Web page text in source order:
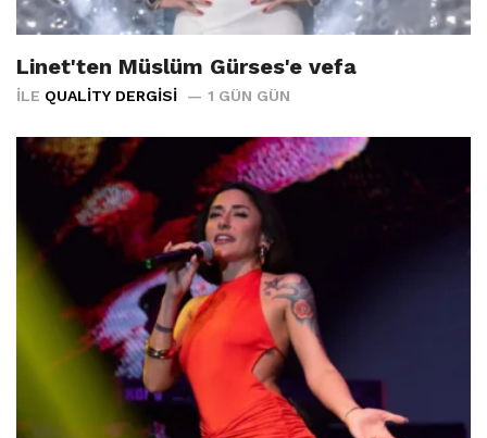
Linet'ten Müslüm Gürses'e vefa
İLE QUALITY DERGISI 1 GÜN GÜN